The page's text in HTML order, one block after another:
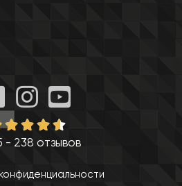
- 238 отзывов